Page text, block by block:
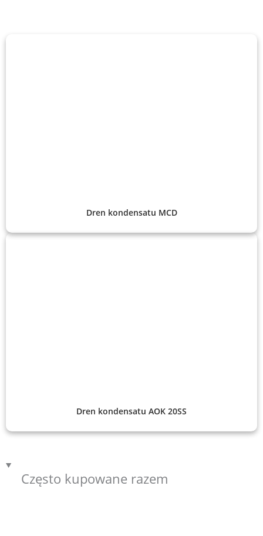
Dren kondensatu MCD
Dren kondensatu AOK 20SS
Często kupowane razem